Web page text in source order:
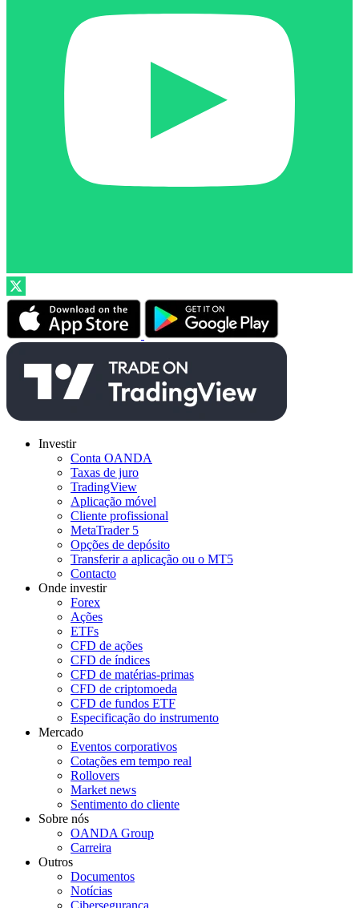
Investir
Conta OANDA
Taxas de juro
TradingView
Aplicação móvel
Cliente profissional
MetaTrader 5
Opções de depósito
Transferir a aplicação ou o MT5
Contacto
Onde investir
Forex
Ações
ETFs
CFD de ações
CFD de índices
CFD de matérias-primas
CFD de criptomoeda
CFD de fundos ETF
Especificação do instrumento
Mercado
Eventos corporativos
Cotações em tempo real
Rollovers
Market news
Sentimento do cliente
Sobre nós
OANDA Group
Carreira
Outros
Documentos
Notícias
Cibersegurança